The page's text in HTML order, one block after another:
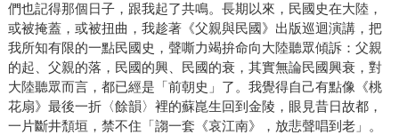
們也記得那個日子，跟我起了共鳴。長期以來，民國史在大陸，
或被掩蓋，或被扭曲，我趁著《父親與民國》出版巡迴演講，把
我所知有限的一點民國史，聲嘶力竭拚命向大陸聽眾傾訴：父親
的起、父親的落，民國的興、民國的衰，其實無論民國興衰，對
大陸聽眾而言，都已經是「前朝史」了。我覺得自己有點像《桃
花扇》最後一折〈餘韻〉裡的蘇崑生回到金陵，眼見昔日故都，
一片斷井頹垣，禁不住「謅一套《哀江南》，放悲聲唱到老」。